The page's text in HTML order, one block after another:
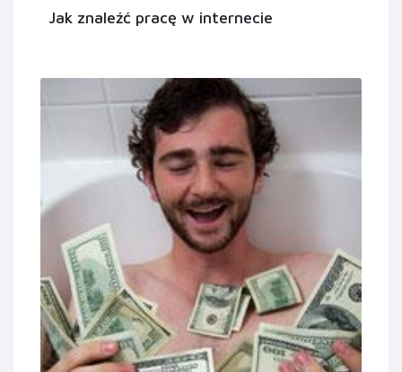
Jak znaleźć pracę w internecie